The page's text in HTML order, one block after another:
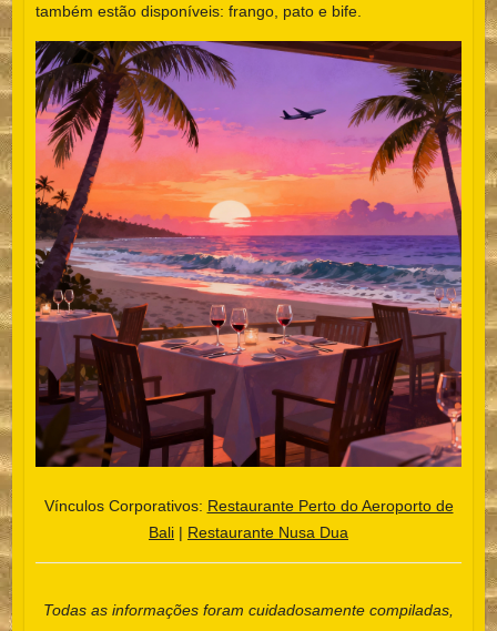
também estão disponíveis: frango, pato e bife.
Vínculos Corporativos: Restaurante Perto do Aeroporto de
Bali | Restaurante Nusa Dua
Todas as informações foram cuidadosamente compiladas,